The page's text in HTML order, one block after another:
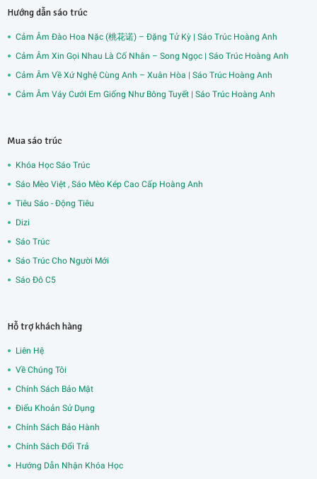
Hướng dẫn sáo trúc
Cảm Âm Đào Hoa Nặc (桃花诺) – Đặng Tử Kỳ | Sáo Trúc Hoàng Anh
Cảm Âm Xin Gọi Nhau Là Cố Nhân – Song Ngọc | Sáo Trúc Hoàng Anh
Cảm Âm Về Xứ Nghệ Cùng Anh – Xuân Hòa | Sáo Trúc Hoàng Anh
Cảm Âm Váy Cưới Em Giống Như Bông Tuyết | Sáo Trúc Hoàng Anh
Mua sáo trúc
Khóa Học Sáo Trúc
Sáo Mèo Việt , Sáo Mèo Kép Cao Cấp Hoàng Anh
Tiêu Sáo - Động Tiêu
Dizi
Sáo Trúc
Sáo Trúc Cho Người Mới
Sáo Đô C5
Hỗ trợ khách hàng
Liên Hệ
Về Chúng Tôi
Chính Sách Bảo Mật
Điểu Khoản Sử Dụng
Chính Sách Bảo Hành
Chính Sách Đổi Trả
Hướng Dẫn Nhận Khóa Học